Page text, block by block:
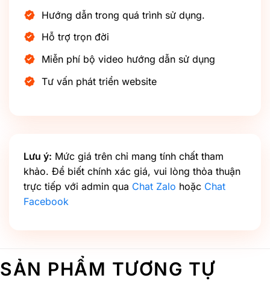
Hướng dẫn trong quá trình sử dụng.
Hỗ trợ trọn đời
Miễn phí bộ video hướng dẫn sử dụng
Tư vấn phát triển website
Lưu ý: Mức giá trên chỉ mang tính chất tham
khảo. Để biết chính xác giá, vui lòng thỏa thuận
trực tiếp với admin qua Chat Zalo hoặc Chat
Facebook
SẢN PHẨM TƯƠNG TỰ